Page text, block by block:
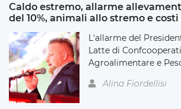
Caldo estremo, allarme
del 10%, animali allo stremo e
L'allarme del
Latte di
Agroalimentare e
Alina Fiordellisi